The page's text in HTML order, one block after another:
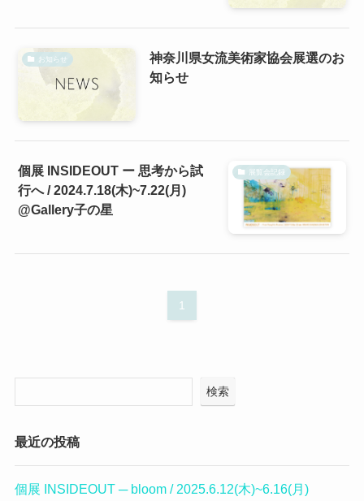
お知らせ
神奈川県女流美術家協会展選のお
知らせ
展覧会記録
個展 INSIDEOUT ー 思考から試
行へ / 2024.7.18(木)~7.22(月)
@Gallery子の星
1
検索
最近の投稿
個展 INSIDEOUT ─ bloom / 2025.6.12(木)~6.16(月)